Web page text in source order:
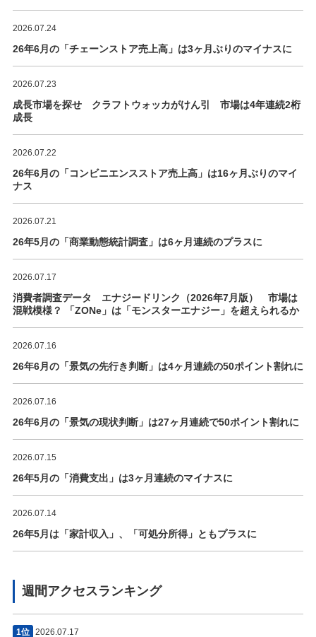
2026.07.24
26年6月の「チェーンストア売上高」は3ヶ月ぶりのマイナスに
2026.07.23
成長市場を探せ クラフトウォッカがけん引 市場は4年連続2桁
成長
2026.07.22
26年6月の「コンビニエンスストア売上高」は16ヶ月ぶりのマイ
ナス
2026.07.21
26年5月の「商業動態統計調査」は6ヶ月連続のプラスに
2026.07.17
消費者調査データ エナジードリンク（2026年7月版） 市場は
混戦模様？ 「ZONe」は「モンスターエナジー」を超えられるか
2026.07.16
26年6月の「景気の先行き判断」は4ヶ月連続の50ポイント割れに
2026.07.16
26年6月の「景気の現状判断」は27ヶ月連続で50ポイント割れに
2026.07.15
26年5月の「消費支出」は3ヶ月連続のマイナスに
2026.07.14
26年5月は「家計収入」、「可処分所得」ともプラスに
週間アクセスランキング
1位 2026.07.17